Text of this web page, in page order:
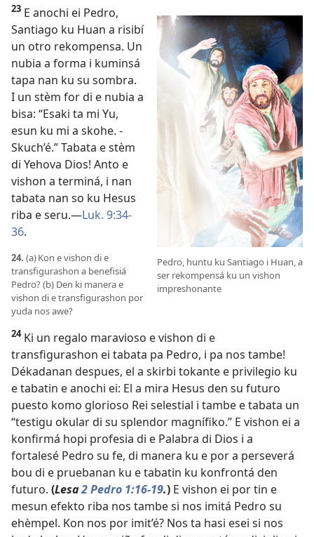
Pedro, huntu ku Santiago i Huan, a
ser rekompensá ku un vishon
impreshonante
23 E anochi ei Pedro,
Santiago ku Huan a risibí
un otro rekompensa. Un
nubia a forma i kuminsá
tapa nan ku su sombra.
I un stèm for di e nubia a
bisa: “Esaki ta mi Yu,
esun ku mi a skohe. ­
Skuch’é.” Tabata e stèm
di Yehova Dios! Anto e
vishon a terminá, i nan
tabata nan so ku Hesus
riba e seru.—Luk. 9:34-
36.
24. (a) Kon e vishon di e
transfigurashon a benefisiá
Pedro? (b) Den ki manera e
vishon di e transfigurashon por
yuda nos awe?
24Ki un regalo maravioso e vishon di e
transfigurashon ei tabata pa Pedro, i pa nos tambe!
Dékadanan despues, el a skirbi tokante e privilegio ku
e tabatin e anochi ei: El a mira Hesus den su futuro
puesto komo glorioso Rei selestial i tambe e tabata un
­“testigu okular di su splendor magnífiko.” E vishon ei a
konfirmá hopi profesia di e Palabra di Dios i a
fortalesé Pedro su fe, di ­manera ku e por a perseverá
bou di e pruebanan ku e tabatin ku konfrontá den
futuro. (Lesa2 Pedro 1:16-19.) E vishon ei por tin e
mesun efekto riba nos tambe si nos imitá Pedro su
ehèmpel. Kon nos por imit’é? Nos ta hasi esei si nos